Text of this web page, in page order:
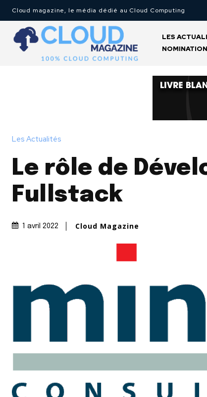
Cloud magazine, le média dédié au Cloud Computing
LES
Les Actualités
Le rôle de
Fullstack
1 avril 2022 Cloud Magazine